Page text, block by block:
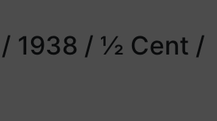
1938 / ½ Cent /